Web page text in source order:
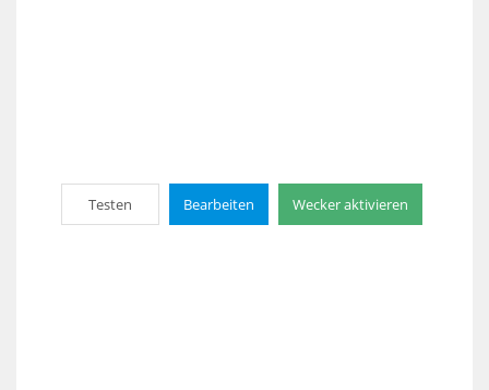
Testen Bearbeiten Wecker aktivieren